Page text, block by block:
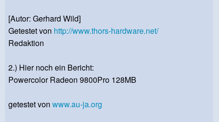
[Autor: Gerhard Wild]
Getestet von http://www.thors-hardware.net/
Redaktion
2.) Hier noch ein Bericht:
Powercolor Radeon 9800Pro 128MB
getestet von www.au-ja.org